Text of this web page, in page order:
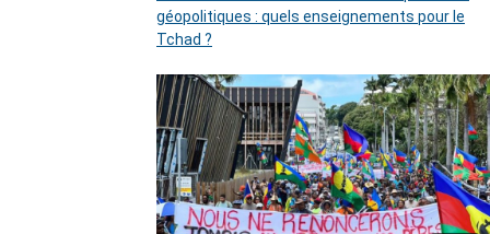
géopolitiques : quels enseignements pour le
Tchad ?